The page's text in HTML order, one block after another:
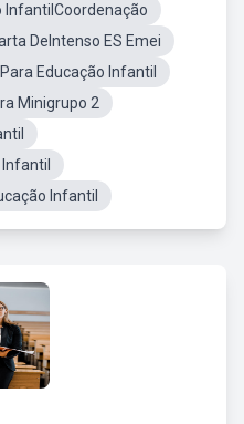
InfantilCoordenação
DeIntenso ES Emei
Educação Infantil
Minigrupo 2
Infantil